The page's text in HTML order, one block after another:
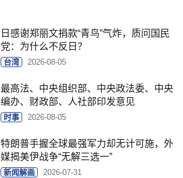
日感谢郑丽文捐款“青鸟”气炸，质问国民
党：为什么不反日？
台湾 2026-08-05
最高法、中央组织部、中央政法委、中央
编办、财政部、人社部印发意见
时事 2026-08-05
特朗普手握全球最强军力却无计可施，外
媒揭美伊战争“无解三选一”
新闻解画 2026-07-31